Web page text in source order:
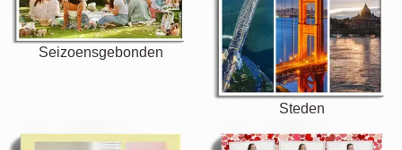
Seizoensgebonden
Steden